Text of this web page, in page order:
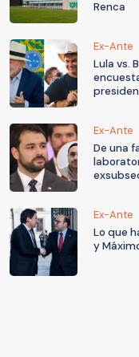
Renca
Ex-Ante
Lula vs.
Ex-Ante
De una
Ex-Ante
Lo que
y